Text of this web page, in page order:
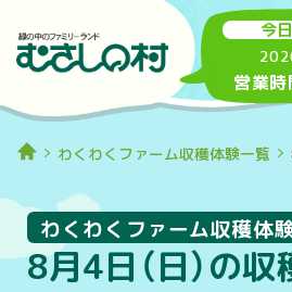
今
営業時
わくわくファーム収穫体験一覧
8月4日（日）の
わくわくファーム収穫体